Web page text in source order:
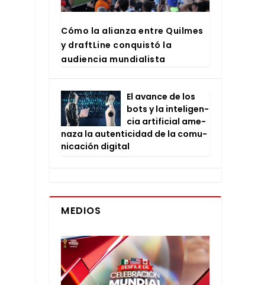
Cómo la alian­za entre Quil­mes
y draftLi­ne con­quis­tó la
audien­cia mun­dia­lis­ta
El avan­ce de los
bots y la inte­li­gen­
cia arti­fi­cial ame­
na­za la auten­ti­ci­dad de la comu­
ni­ca­ción digi­tal
MEDIOS